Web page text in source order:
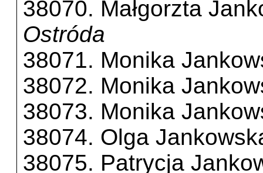
38070. Małgorzta
Ostróda
38071. Monika
38072. Monika
38073. Monika
38074. Olga
38075. Patrycja